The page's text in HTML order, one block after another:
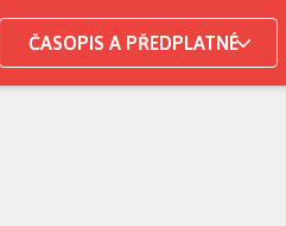
ČASOPIS A PŘEDPLATNÉ